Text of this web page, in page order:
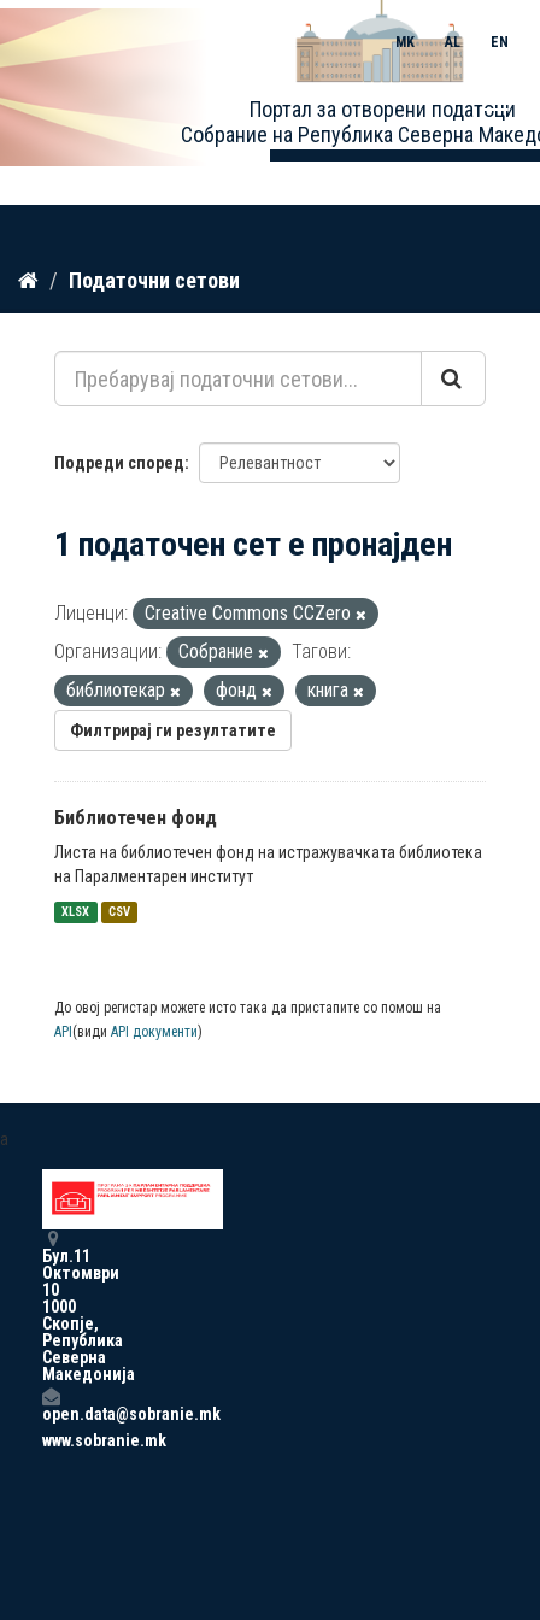
Прескокнете
содржина
Портал за отворени податоци
Собрание на Република Северна
MK AL EN
Toggle
Податочни сетови
Подреди според
1 податочен сет е пронајден
Лиценци:
Creative Commons CCZero
Организации:
Собрание
Тагови:
библиотекар
фонд книга
Филтрирај ги резултатите
Библиотечен фонд
Листа на библиотечен фонд на истражувачката библиотека
на Паралментарен институт
XLSX CSV
До овој регистар можете исто така да пристапите со помош на
API (види API документи)
a
Бул.11
Октомври
10
1000
Скопје,
Република
Северна
Македонија
open.data@sobranie.mk
www.sobranie.mk